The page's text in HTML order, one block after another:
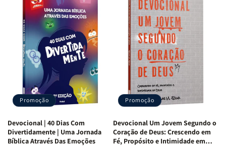
de
Guerra
Isabelle
S.
Alves
de
Guerra
|
Isabelle
S.
Alves
com
Mulheres
da
Bíblia
Equipe
Teológica
Penkal
com
Mulheres
da
Bíblia
|
Equipe
Teológica
Penkal
Promoção
Devocional | 40 Dias Com
Divertidamente | Uma Jornada
Bíblica Através Das Emoções
Promoção
Devocional Um Jovem Segundo o
Coração de Deus: Crescendo em
Fé, Propósito e Intimidade em